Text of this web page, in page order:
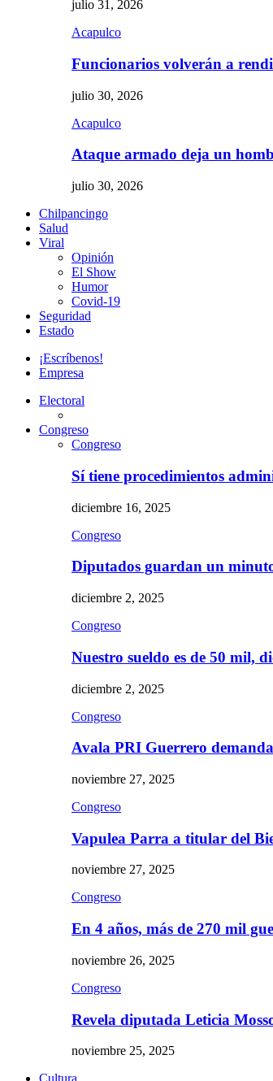
julio 31, 2026
Acapulco
Funcionarios volverán a
julio 30, 2026
Acapulco
Ataque armado deja un
julio 30, 2026
Chilpancingo
Salud
Viral
Opinión
El Show
Humor
Covid-19
Seguridad
Estado
¡Escríbenos!
Empresa
Electoral
Congreso
Congreso
Sí tiene procedimientos
diciembre 16, 2025
Congreso
Diputados guardan un
diciembre 2, 2025
Congreso
Nuestro sueldo es de 50 mil,
diciembre 2, 2025
Congreso
Avala PRI Guerrero
noviembre 27, 2025
Congreso
Vapulea Parra a titular del
noviembre 27, 2025
Congreso
En 4 años, más de 270 mil
noviembre 26, 2025
Congreso
Revela diputada Leticia
noviembre 25, 2025